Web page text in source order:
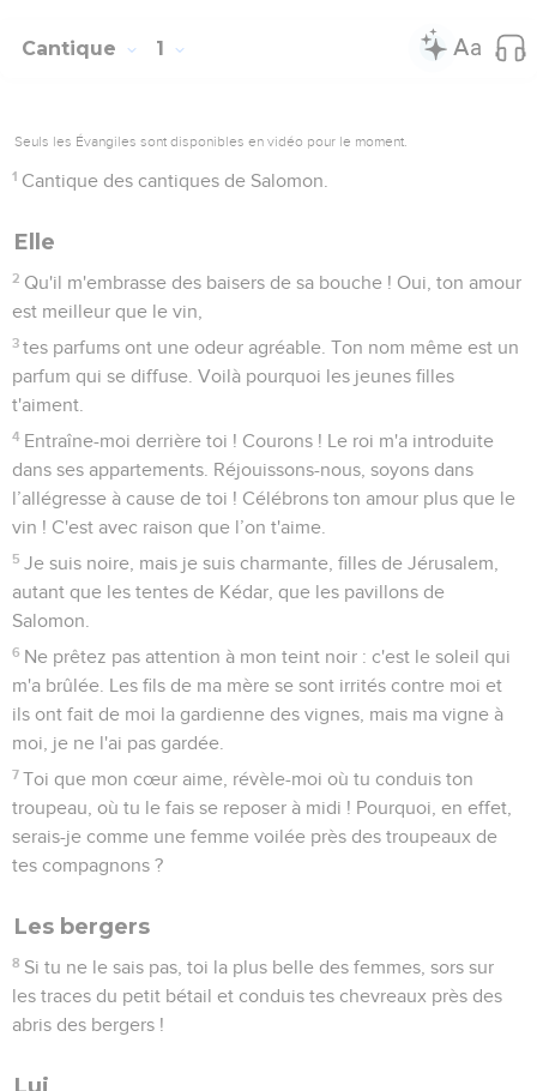
Cantique 1
Seuls les Évangiles sont disponibles en vidéo pour le moment.
1 Cantique des cantiques de Salomon.
Elle
2 Qu'il m'embrasse des baisers de sa bouche ! Oui, ton amour
est meilleur que le vin,
3 tes parfums ont une odeur agréable. Ton nom même est un
parfum qui se diffuse. Voilà pourquoi les jeunes filles
t'aiment.
4 Entraîne-moi derrière toi ! Courons ! Le roi m'a introduite
dans ses appartements. Réjouissons-nous, soyons dans
l’allégresse à cause de toi ! Célébrons ton amour plus que le
vin ! C'est avec raison que l’on t'aime.
5 Je suis noire, mais je suis charmante, filles de Jérusalem,
autant que les tentes de Kédar, que les pavillons de
Salomon.
6 Ne prêtez pas attention à mon teint noir : c'est le soleil qui
m'a brûlée. Les fils de ma mère se sont irrités contre moi et
ils ont fait de moi la gardienne des vignes, mais ma vigne à
moi, je ne l'ai pas gardée.
7 Toi que mon cœur aime, révèle-moi où tu conduis ton
troupeau, où tu le fais se reposer à midi ! Pourquoi, en effet,
serais-je comme une femme voilée près des troupeaux de
tes compagnons ?
Les bergers
8 Si tu ne le sais pas, toi la plus belle des femmes, sors sur
les traces du petit bétail et conduis tes chevreaux près des
abris des bergers !
Lui